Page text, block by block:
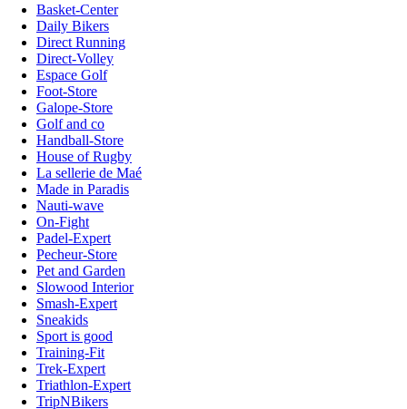
Basket-Center
Daily Bikers
Direct Running
Direct-Volley
Espace Golf
Foot-Store
Galope-Store
Golf and co
Handball-Store
House of Rugby
La sellerie de Maé
Made in Paradis
Nauti-wave
On-Fight
Padel-Expert
Pecheur-Store
Pet and Garden
Slowood Interior
Smash-Expert
Sneakids
Sport is good
Training-Fit
Trek-Expert
Triathlon-Expert
TripNBikers